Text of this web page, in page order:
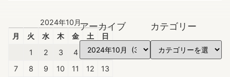
2024年10月
月
火 水 木 金 土
日
1
2 3 4 5
6
7
8 9 10 11 12
13
アーカイブ カテゴリー